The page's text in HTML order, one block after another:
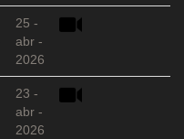
25 -
abr -
2026
23 -
abr -
2026